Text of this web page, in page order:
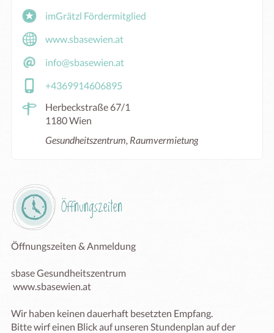
imGrätzl Fördermitglied
www.sbasewien.at
info@sbasewien.at
+4369914606895
Herbeckstraße 67/1
1180 Wien
Gesundheitszentrum, Raumvermietung
Öffnungszeiten
Öffnungszeiten & Anmeldung
sbase Gesundheitszentrum
Wir haben keinen dauerhaft besetzten Empfang.
Bitte wirf einen Blick auf unseren Stundenplan auf der